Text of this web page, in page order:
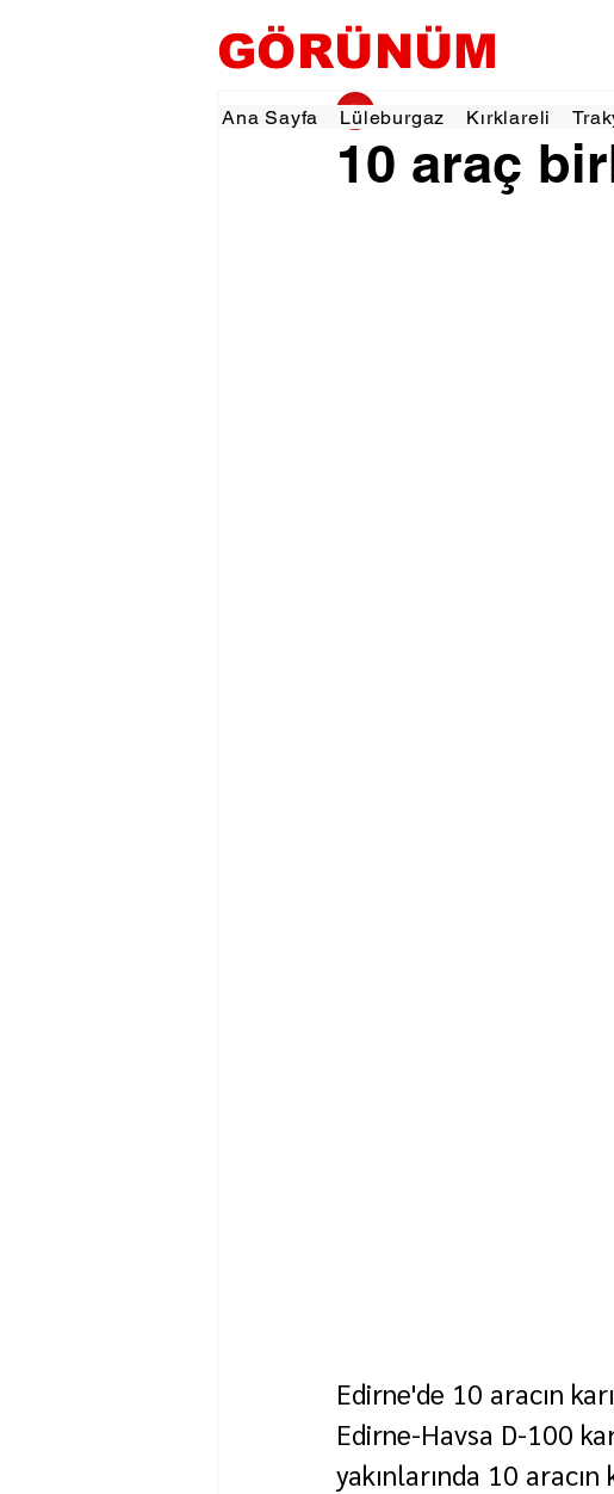
GÖRÜNÜM
Ana Sayfa Lüleburgaz Kırklareli
10 araç
gorunumhaber 12 Ara 2025 1
Edirne'de 10 aracın
Edirne-Havsa D-100
yakınlarında 10